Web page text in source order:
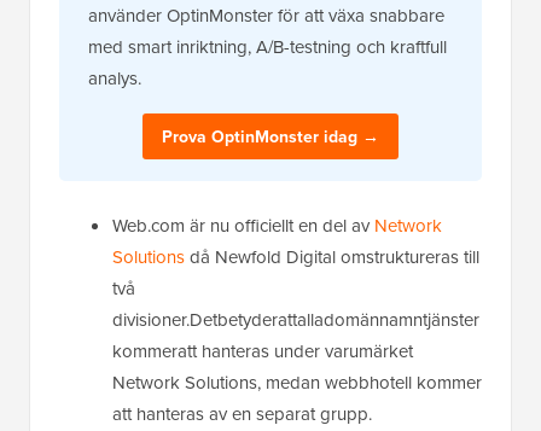
använder OptinMonster för att växa snabbare
med smart inriktning, A/B-testning och kraftfull
analys.
Prova OptinMonster idag →
Web.com är nu officiellt en del av Network
Solutionsdå Newfold Digital omstruktureras till
två
divisioner.Detbetyderattalladomännamntjänster
kommeratt hanteras under varumärket
Network Solutions, medan webbhotell kommer
att hanteras av en separat grupp.